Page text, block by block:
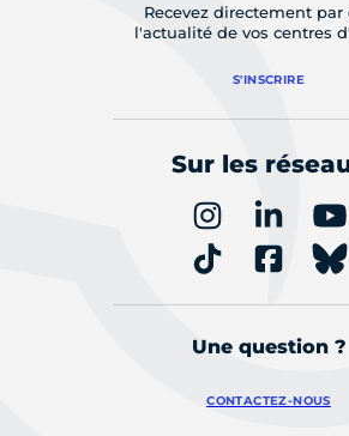
Recevez directement par
l'actualité de vos centres
S'INSCRIRE
Sur les
Une question ?
CONTACTEZ-NOUS